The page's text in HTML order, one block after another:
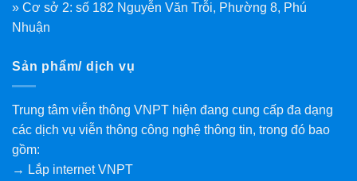
» Cơ sở 2: số 182 Nguyễn Văn Trỗi, Phường 8, Phú
Nhuận
Sản phẩm/ dịch vụ
Trung tâm viễn thông VNPT hiện đang cung cấp đa dạng
các dịch vụ viễn thông công nghệ thông tin, trong đó bao
gồm:
→ Lắp internet VNPT